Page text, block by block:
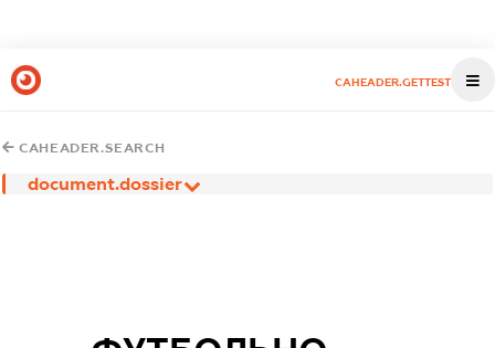
CAHEADER.GETTEST
CAHEADER.SEARCH
document.dossier